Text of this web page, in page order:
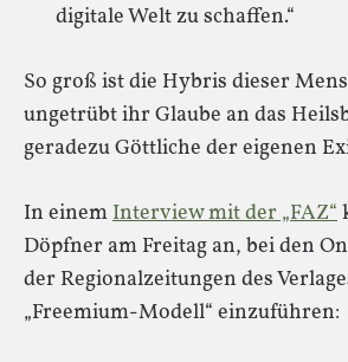
digitale Welt zu schaffen.“
So groß ist die Hybris dieser
ungetrübt ihr Glaube an das
geradezu Göttliche der eigenen
In einemInterview mit der „FAZ“
Döpfner am Freitag an, bei den
der Regionalzeitungen des
„Freemium-Modell“ einzuführen: